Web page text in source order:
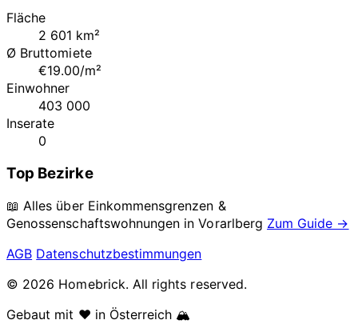
Fläche
2 601 km²
Ø Bruttomiete
€19.00/m²
Einwohner
403 000
Inserate
0
Top Bezirke
📖 Alles über Einkommensgrenzen &
Genossenschaftswohnungen inVorarlberg Zum Guide →
AGB Datenschutzbestimmungen
© 2026 Homebrick. All rights reserved.
Gebaut mit ❤️ in Österreich 🏔️